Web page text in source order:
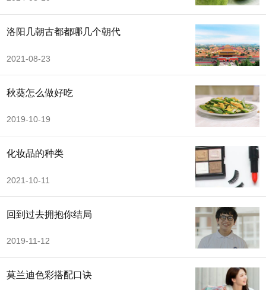
洛阳几朝古都都哪几个朝代
2021-08-23
秋葵怎么做好吃
2019-10-19
化妆品的种类
2021-10-11
回到过去拥抱你结局
2019-11-12
莫兰迪色彩搭配口诀